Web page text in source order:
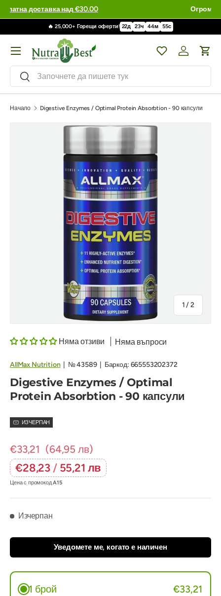
Огромен избор - 99,995 артикула
🔥 25,000+ Горещи оферти! 22д 23ч 44м 54с
Търсене
Търсене
WishlistВлизане /
Меню
Начало Digestive Enzymes / Optimal Protein Absorbtion - 90 капсули
1 /на
2
Няма отзиви Няма въпроси
AllMax Nutrition| №43589 Баркод: 665553202372
Digestive Enzymes / Optimal
Protein Absorbtion - 90 капсули
ИЗЧЕРПАН
€33,21 (64,95 лв)
€28,23 / 55,21 лв
Цена с промокодA15
Изчерпан
Уведомете ме, когато е наличен
1 брой €33,21